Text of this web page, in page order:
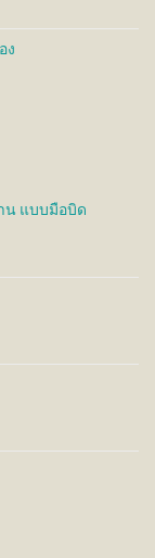
ง
น แบบมือบิด